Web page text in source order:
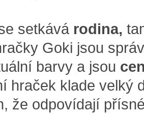
setkává rodina,
Goki jsou
barvy a jsou
hraček klade velký
že odpovídají